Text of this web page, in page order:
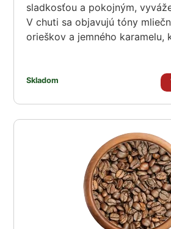
sladkosťou a pokojným,
V chuti sa objavujú tóny
orieškov a jemného karamelu,
Skladom